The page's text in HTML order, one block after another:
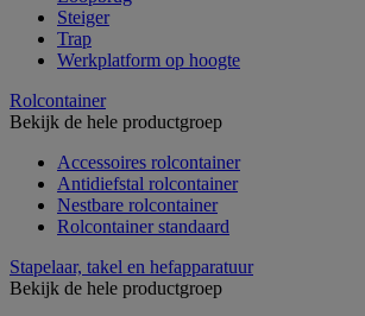
Steiger
Trap
Werkplatform op hoogte
Rolcontainer
Bekijk de hele productgroep
Accessoires rolcontainer
Antidiefstal rolcontainer
Nestbare rolcontainer
Rolcontainer standaard
Stapelaar, takel en hefapparatuur
Bekijk de hele productgroep